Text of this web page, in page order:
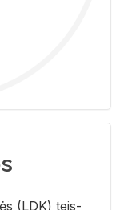
(LDK) teis­